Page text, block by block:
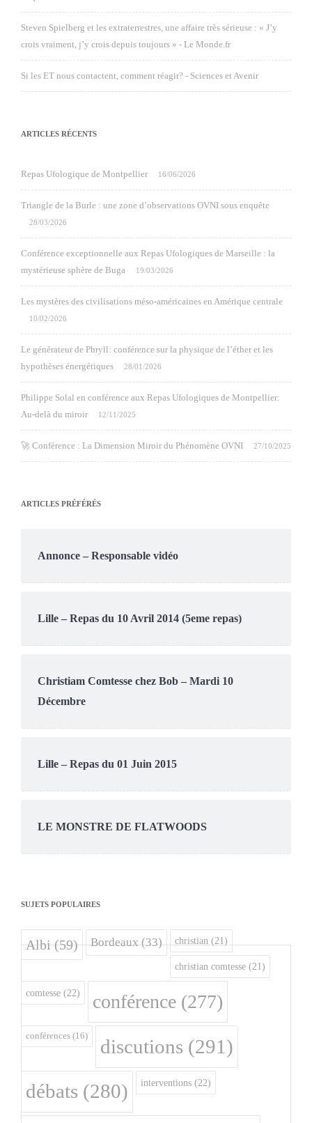
Steven Spielberg et les extraterrestres, une affaire très sérieuse : « J’y
crois vraiment, j’y crois depuis toujours » - Le Monde.fr
Si les ET nous contactent, comment réagir? - Sciences et Avenir
ARTICLES RÉCENTS
Repas Ufologique de Montpellier 16/06/2026
Triangle de la Burle : une zone d’observations OVNI sous enquête
28/03/2026
Conférence exceptionnelle aux Repas Ufologiques de Marseille : la
mystérieuse sphère de Buga
19/03/2026
Les mystères des civilisations méso-américaines en Amérique centrale
10/02/2026
Le générateur de Phryll: conférence sur la physique de l’éther et les
hypothèses énergétiques
28/01/2026
Philippe Solal en conférence aux Repas Ufologiques de Montpellier:
Au-delà du miroir
12/11/2025
🚀 Conférence : La Dimension Miroir du Phénomène OVNI 27/10/2025
ARTICLES PRÉFÉRÉS
Annonce – Responsable vidéo
Lille – Repas du 10 Avril 2014 (5eme repas)
Christiam Comtesse chez Bob – Mardi 10
Décembre
Lille – Repas du 01 Juin 2015
LE MONSTRE DE FLATWOODS
SUJETS POPULAIRES
Albi(59) Bordeaux(33) christian (21)
christian comtesse (21)
comtesse (22) conférence (277)
conférences (16) discutions (291)
débats (280) interventions (22)